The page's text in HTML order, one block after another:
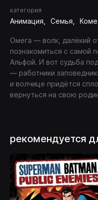
категория
Анимация Семья
Омега — волк, далёкий
познакомиться с самой
Альфой. И вот судьба
— работники
и волчице придётся
вернуться на свою
рекомендуется